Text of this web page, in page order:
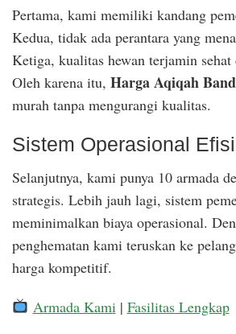
Pertama, kami memiliki kandang
Kedua, tidak ada perantara yang
Ketiga, kualitas hewan terjamin sehat
Oleh karena itu, Harga Aqiqah
murah tanpa mengurangi kualitas.
Sistem Operasional
Selanjutnya, kami punya 10 armada
strategis. Lebih jauh lagi, sistem
meminimalkan biaya operasional.
penghematan kami teruskan ke
harga kompetitif.
Armada Kami | Fasilitas Lengkap